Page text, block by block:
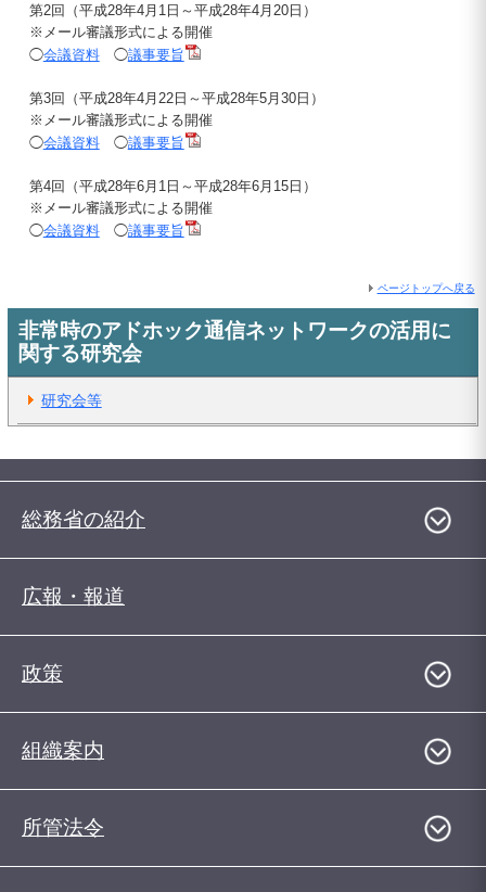
第2回（平成28年4月1日～平成28年4月20日）
※メール審議形式による開催
◯会議資料◯議事要旨
第3回（平成28年4月22日～平成28年5月30日）
※メール審議形式による開催
◯会議資料◯議事要旨
第4回（平成28年6月1日～平成28年6月15日）
※メール審議形式による開催
◯会議資料◯議事要旨
ページトップへ戻る
非常時のアドホック通信ネットワークの活用に
関する研究会
研究会等
総務省の紹介
広報・報道
政策
組織案内
所管法令